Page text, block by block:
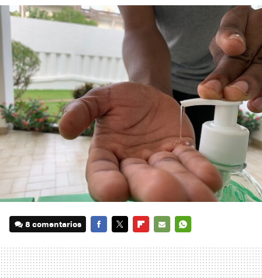
8 comentarios
MAIL